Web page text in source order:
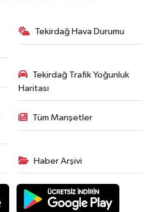
Tekirdağ Hava Durumu
Tekirdağ Trafik Yoğunluk
Haritası
Tüm Manşetler
Haber Arşivi